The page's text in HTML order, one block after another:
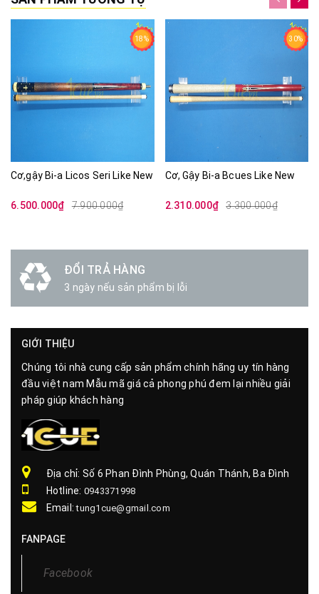
18%
Cơ,gậy Bi-a Licos Seri Like New
6.500.000₫ 7.900.000₫
30%
Cơ, Gậy Bi-a Bcues Like New
2.310.000₫ 3.300.000₫
ĐỔI TRẢ HÀNG
3 ngày nếu sản phẩm bị lỗi
GIỚI THIỆU
Chúng tôi nhà cung cấp sản phẩm chính hãng uy tín hàng
đầu việt nam Mẫu mã giá cả phong phú đem lại nhiều giải
pháp giúp khách hàng
Địa chỉ: Số 6 Phan Đình Phùng, Quán Thánh, Ba Đình
Hotline: 0943371998
Email:tung1cue@gmail.com
FANPAGE
Facebook